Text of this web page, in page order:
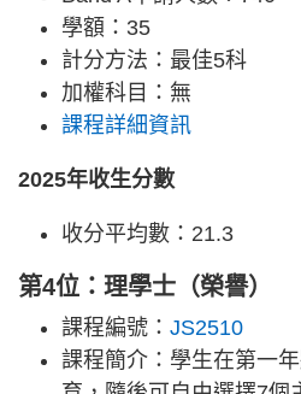
學額：35
計分方法：最佳5科
加權科目：無
課程詳細資訊
2025年收生分數
收分平均數：21.3
第4位：理學士（榮譽）
課程編號： JS2510
課程簡介：學生在第一